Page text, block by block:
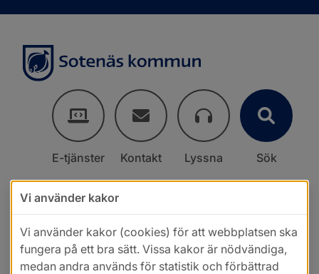
E-tjänster Kontakt Lyssna Sök
Vi använder kakor
Vi använder kakor (cookies) för att webbplatsen ska
fungera på ett bra sätt. Vissa kakor är nödvändiga,
medan andra används för statistik och förbättrad